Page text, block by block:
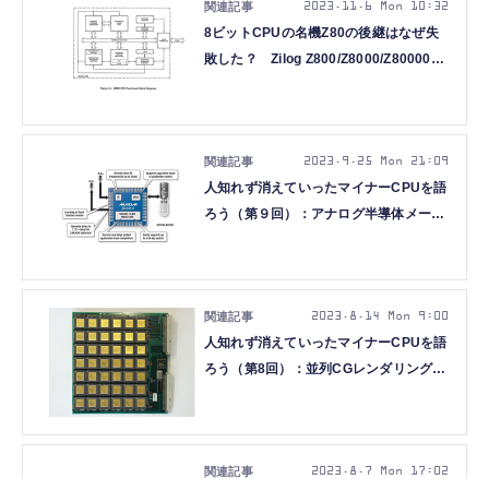
8ビットCPUの名機Z80の後継はなぜ失
敗した？ Zilog Z800/Z8000/Z80000の
2023.11.6 Mon 10:32
人知れず消えていったマイナーCPUを語
ろう（第９回）：アナログ半導体メーカ
2023.9.25 Mon 21:09
人知れず消えていったマイナーCPUを語
ろう（第8回）：並列CGレンダリングの
2023.8.14 Mon 9:00
2023.8.7 Mon 17:02